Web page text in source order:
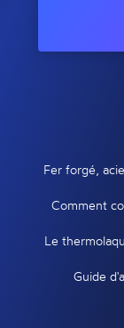
Fer forgé,
Comment
Le
Guide